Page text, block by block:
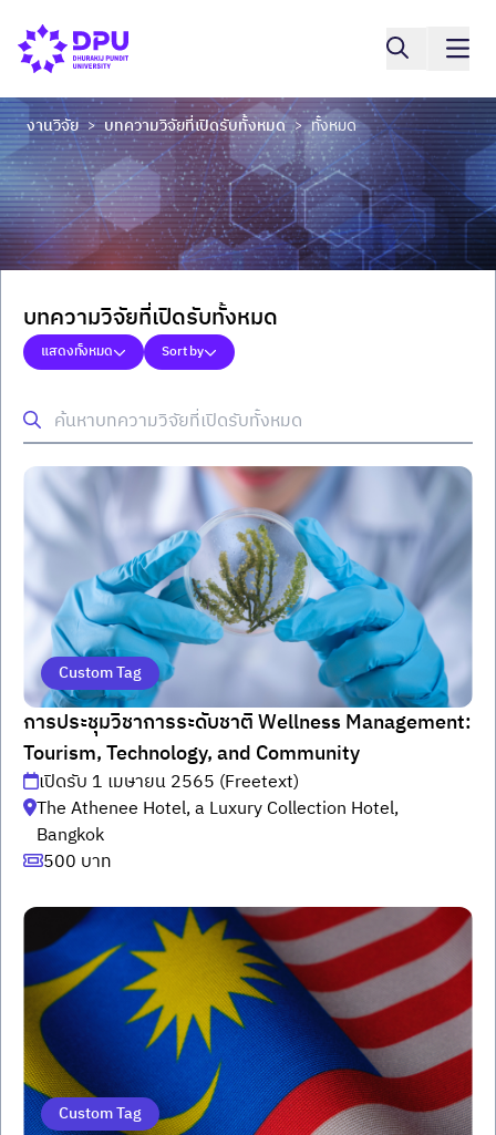
งานวิจัย > บทความวิจัยที่เปิดรับทั้งหมด > ทั้งหมด
บทความวิจัยที่เปิดรับทั้งหมด
แสดงทั้งหมด Sort by
Custom Tag
การประชุมวิชาการระดับชาติ Wellness Management:
Tourism, Technology, and Community
เปิดรับ 1 เมษายน 2565 (Freetext)
The Athenee Hotel, a Luxury Collection Hotel,
Bangkok
500 บาท
Custom Tag